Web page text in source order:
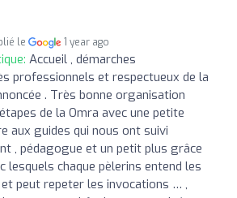
le 1 year ago
Accueil , démarches
professionnels et respectueux de la
. Très bonne organisation
de la Omra avec une petite
aux guides qui nous ont suivi
, pédagogue et un petit plus grâce
lesquels chaque pèlerins entend les
peut repeter les invocations … ,